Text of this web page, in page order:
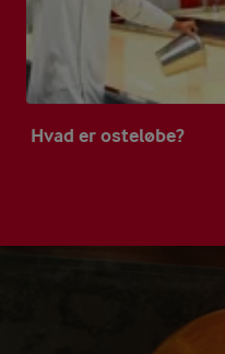
Hvad er osteløbe?